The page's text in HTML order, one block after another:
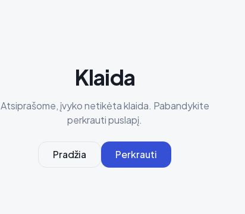
Klaida
Atsiprašome, įvyko netikėta klaida. Pabandykite
perkrauti puslapį.
Pradžia Perkrauti